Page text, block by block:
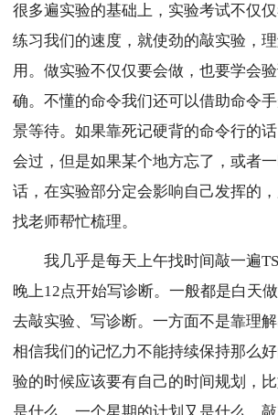
很多遍实验的基础上，实验考试不仅
练习我们的速度，就使劲的敲实验，
用。做实验不仅仅要会做，也要学会
确。不懂的命令我们还可以借助命令
景等待。如果靠死记硬背的命令行的
会过，但是如果某个地方忘了，或者
话，在实验部分定会影响自己发挥的
找老师帮忙梳理。
我几乎是每天上午找时间敲一遍
晚上12点开始写诊断。一般都是白天
去敲实验、写诊断。一方面不是靠理
相信我们的记忆力不能持续保持那么
验的时候应该要有自己的时间规划，